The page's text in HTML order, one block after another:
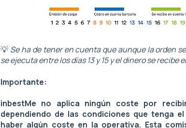
💡 Se ha de tener en cuenta que aunque la orden
se ejecuta entre los días 13 y 15 y el dinero se recibe
Importante:
inbestMe no aplica ningún coste por
dependiendo de las condiciones que tenga
haber algún coste en la operativa. Esta